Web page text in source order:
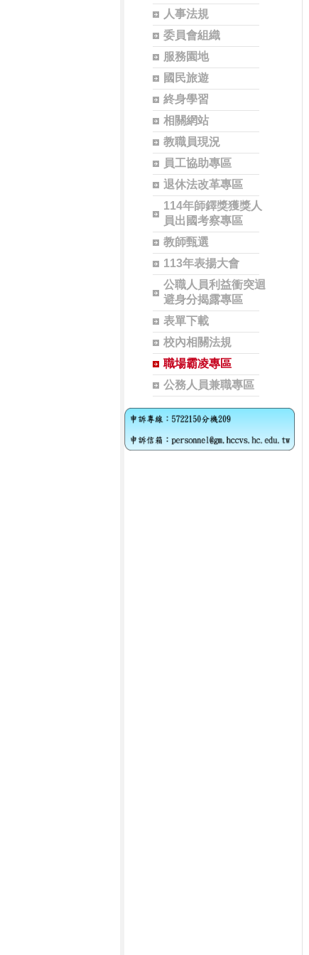
人事法規
委員會組織
服務園地
國民旅遊
終身學習
相關網站
教職員現況
員工協助專區
退休法改革專區
114年師鐸獎獲獎人
員出國考察專區
教師甄選
113年表揚大會
公職人員利益衝突迴
避身分揭露專區
表單下載
校內相關法規
職場霸凌專區
公務人員兼職專區